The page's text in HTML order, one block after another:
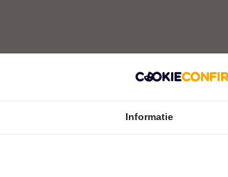
Informatie